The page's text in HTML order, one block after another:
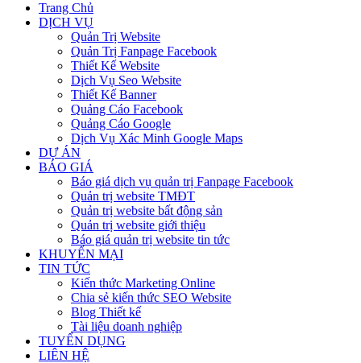
Trang Chủ
DỊCH VỤ
Quản Trị Website
Quản Trị Fanpage Facebook
Thiết Kế Website
Dịch Vụ Seo Website
Thiết Kế Banner
Quảng Cáo Facebook
Quảng Cáo Google
Dịch Vụ Xác Minh Google Maps
DỰ ÁN
BÁO GIÁ
Báo giá dịch vụ quản trị Fanpage Facebook
Quản trị website TMĐT
Quản trị website bất động sản
Quản trị website giới thiệu
Báo giá quản trị website tin tức
KHUYẾN MẠI
TIN TỨC
Kiến thức Marketing Online
Chia sẻ kiến thức SEO Website
Blog Thiết kế
Tài liệu doanh nghiệp
TUYỂN DỤNG
LIÊN HỆ